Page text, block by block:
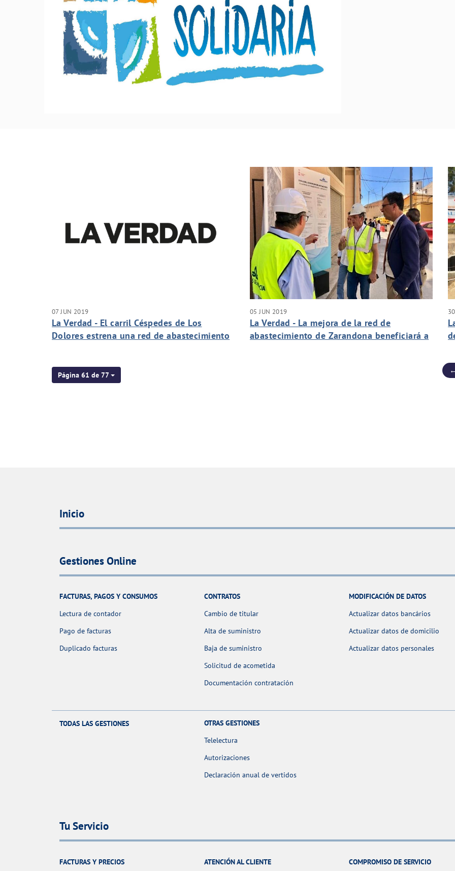
07 JUN 2019
La Verdad - El carril Céspedes de Los
Dolores estrena una red de abastecimiento
05 JUN 2019
La Verdad - La mejora de la red de
abastecimiento de Zarandona beneficiará a
Página 61 de 77
Inicio
Gestiones Online
FACTURAS, PAGOS Y CONSUMOS
Lectura de contador
Pago de facturas
Duplicado facturas
CONTRATOS
Cambio de titular
Alta de suministro
Baja de suministro
Solicitud de acometida
Documentación contratación
MODIFICACIÓN DE DATOS
Actualizar datos bancários
Actualizar datos de domicilio
Actualizar datos personales
TODAS LAS GESTIONES
OTRAS GESTIONES
Telelectura
Autorizaciones
Declaración anual de vertidos
Tu Servicio
FACTURAS Y PRECIOS
ATENCIÓN AL CLIENTE
COMPROMISO DE SERVICIO